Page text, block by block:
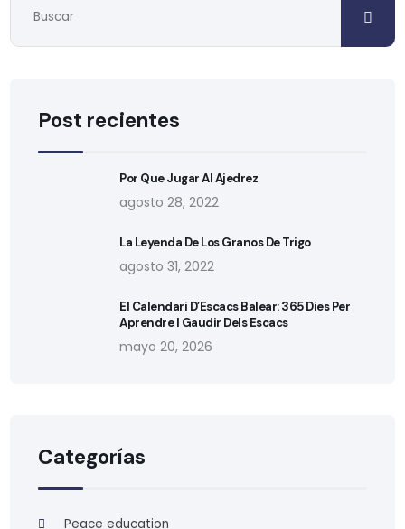
Post recientes
Por Que Jugar Al Ajedrez
agosto 28, 2022
La Leyenda De Los Granos De Trigo
agosto 31, 2022
El Calendari D’Escacs Balear: 365 Dies Per
Aprendre I Gaudir Dels Escacs
mayo 20, 2026
Categorías
Peace education